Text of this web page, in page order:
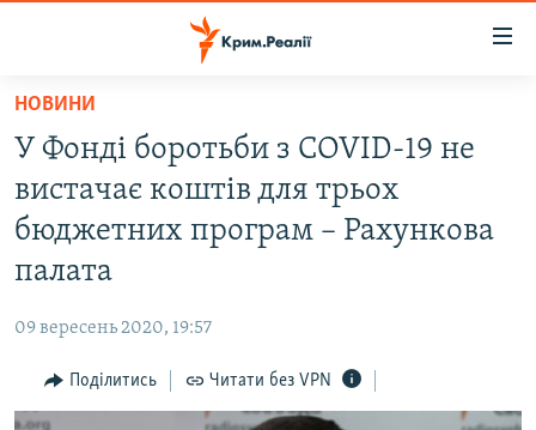
Перейти
основного
матеріалу
Перейти
до
основної
Перейти
пошуку
ВОДА.КРИМ
ВІДЕО ТА ФОТО
ПОГЛЯД
ІНТЕРВ'Ю
НОВИНИ
У Фонді боротьби з COVID-19 не
вистачає коштів для трьох
бюджетних програм – Рахункова
палата
09 вересень 2020, 19:57
Поділитись Читати без VPN